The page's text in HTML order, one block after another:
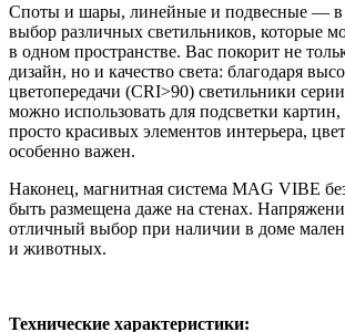
Споты и шары, линейные и подвесные — в
выбор различных светильников, которые
в одном пространстве. Вас покорит не
дизайн, но и качество света: благодаря
цветопередачи (CRI>90) светильники серии
можно использовать для подсветки
просто красивых элементов интерьера,
особенно важен.
Наконец, магнитная система MAG VIBE
быть размещена даже на стенах.
отличный выбор при наличии в доме
и животных.
Технические характеристики: